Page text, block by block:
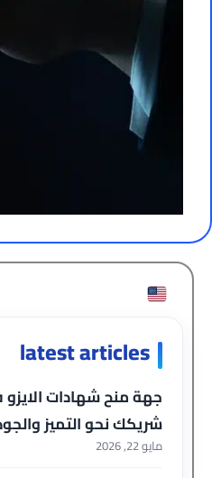
latest articles
جهة منح شهادات
شريكك نحو التميز
مايو 22, 2026